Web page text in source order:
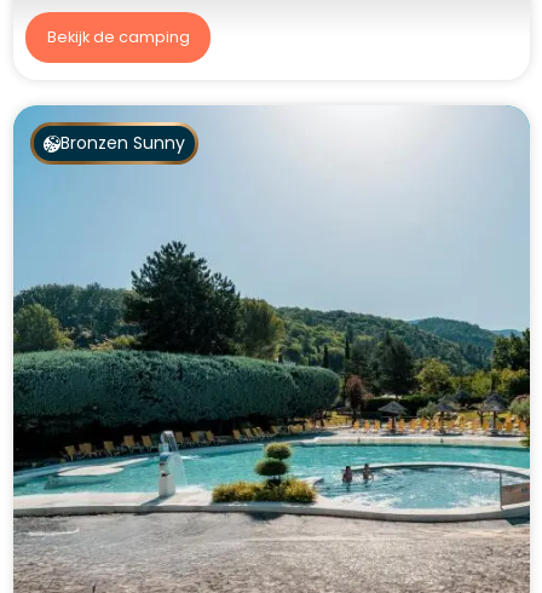
Bekijk de camping
Bronzen Sunny